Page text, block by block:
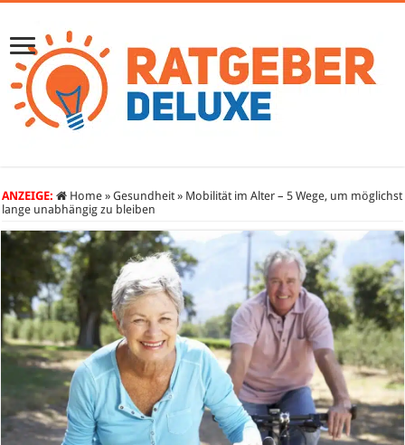
ANZEIGE: Home » Gesundheit » Mobilität im Alter – 5 Wege, um möglichst
lange unabhängig zu bleiben